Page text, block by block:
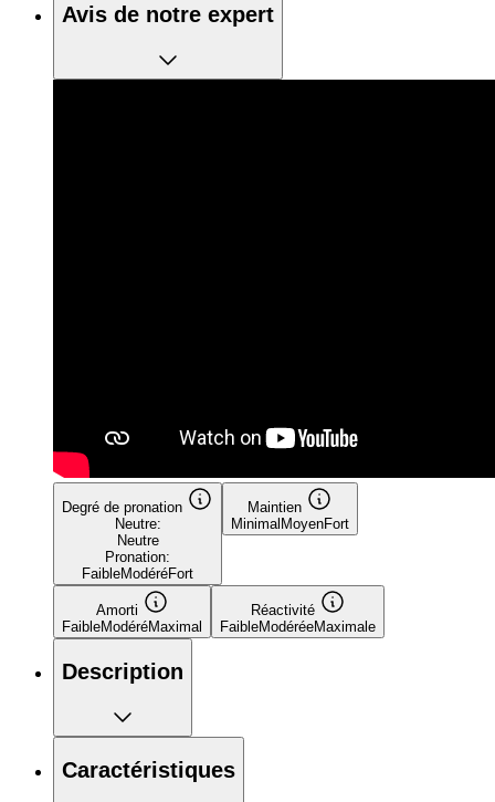
Avis de notre expert
Degré de pronation
Neutre:
Neutre
Pronation:
FaibleModéréFort
Maintien
MinimalMoyenFort
Amorti
FaibleModéréMaximal
Réactivité
FaibleModéréeMaximale
Description
Caractéristiques